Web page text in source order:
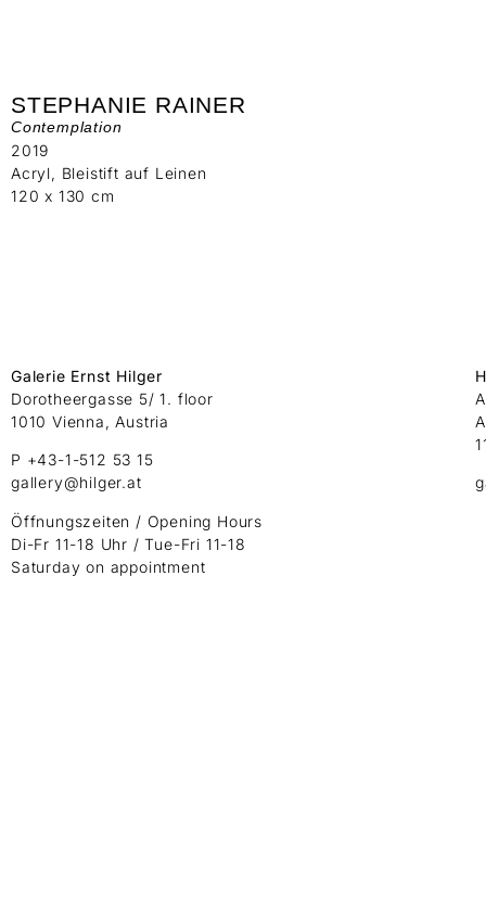
STEPHANIE RAINER
Contemplation
2019
Acryl, Bleistift auf Leinen
120 x 130 cm
Galerie Ernst Hilger
Dorotheergasse 5/ 1. floor
1010 Vienna, Austria
P +43-1-512 53 15
gallery@hilger.at
Öffnungszeiten / Opening Hours
Di-Fr 11-18 Uhr / Tue-Fri 11-18
Saturday on appointment